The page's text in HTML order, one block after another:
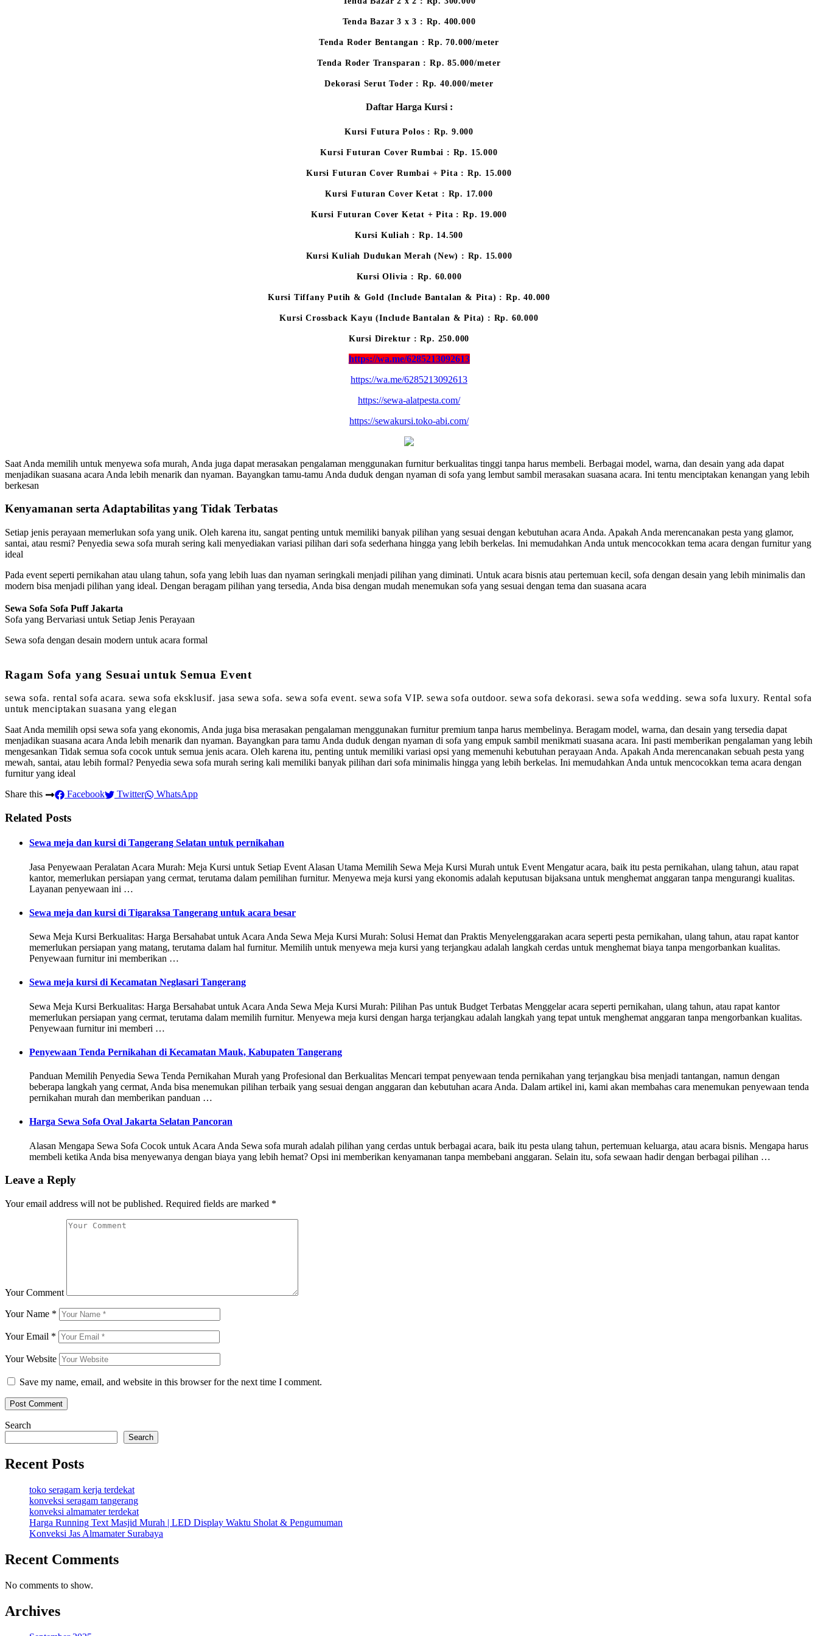
Tenda Bazar 3 x 3 : Rp. 400.000
Tenda Roder Bentangan : Rp. 70.000/meter
Tenda Roder Transparan : Rp. 85.000/meter
Dekorasi Serut Toder : Rp. 40.000/meter
Daftar Harga Kursi :
Kursi Futura Polos : Rp. 9.000
Kursi Futuran Cover Rumbai : Rp. 15.000
Kursi Futuran Cover Rumbai + Pita : Rp. 15.000
Kursi Futuran Cover Ketat : Rp. 17.000
Kursi Futuran Cover Ketat + Pita : Rp. 19.000
Kursi Kuliah : Rp. 14.500
Kursi Kuliah Dudukan Merah (New) : Rp. 15.000
Kursi Olivia : Rp. 60.000
Kursi Tiffany Putih & Gold (Include Bantalan & Pita) : Rp. 40.000
Kursi Crossback Kayu (Include Bantalan & Pita) : Rp. 60.000
Kursi Direktur : Rp. 250.000
https://wa.me/6285213092613
https://wa.me/6285213092613
https://sewa-alatpesta.com/
https://sewakursi.toko-abi.com/
Saat Anda memilih untuk menyewa sofa murah, Anda juga dapat merasakan pengalaman menggunakan furnitur berkualitas tinggi tanpa harus membeli. Berbagai model, warna, dan desain yang ada dapat
menjadikan suasana acara Anda lebih menarik dan nyaman. Bayangkan tamu-tamu Anda duduk dengan nyaman di sofa yang lembut sambil merasakan suasana acara. Ini tentu menciptakan kenangan yang lebih
berkesan
Kenyamanan serta Adaptabilitas yang Tidak Terbatas
Setiap jenis perayaan memerlukan sofa yang unik. Oleh karena itu, sangat penting untuk memiliki banyak pilihan yang sesuai dengan kebutuhan acara Anda. Apakah Anda merencanakan pesta yang glamor,
santai, atau resmi? Penyedia sewa sofa murah sering kali menyediakan variasi pilihan dari sofa sederhana hingga yang lebih berkelas. Ini memudahkan Anda untuk mencocokkan tema acara dengan furnitur yang
ideal
Pada event seperti pernikahan atau ulang tahun, sofa yang lebih luas dan nyaman seringkali menjadi pilihan yang diminati. Untuk acara bisnis atau pertemuan kecil, sofa dengan desain yang lebih minimalis dan
modern bisa menjadi pilihan yang ideal. Dengan beragam pilihan yang tersedia, Anda bisa dengan mudah menemukan sofa yang sesuai dengan tema dan suasana acara
Sewa Sofa Sofa Puff Jakarta
Sofa yang Bervariasi untuk Setiap Jenis Perayaan
Sewa sofa dengan desain modern untuk acara formal
Ragam Sofa yang Sesuai untuk Semua Event
sewa sofa. rental sofa acara. sewa sofa eksklusif. jasa sewa sofa. sewa sofa event. sewa sofa VIP. sewa sofa outdoor. sewa sofa dekorasi. sewa sofa wedding. sewa sofa luxury. Rental sofa
untuk menciptakan suasana yang elegan
Saat Anda memilih opsi sewa sofa yang ekonomis, Anda juga bisa merasakan pengalaman menggunakan furnitur premium tanpa harus membelinya. Beragam model, warna, dan desain yang tersedia dapat
menjadikan suasana acara Anda lebih menarik dan nyaman. Bayangkan para tamu Anda duduk dengan nyaman di sofa yang empuk sambil menikmati suasana acara. Ini pasti memberikan pengalaman yang lebih
mengesankan Tidak semua sofa cocok untuk semua jenis acara. Oleh karena itu, penting untuk memiliki variasi opsi yang memenuhi kebutuhan perayaan Anda. Apakah Anda merencanakan sebuah pesta yang
mewah, santai, atau lebih formal? Penyedia sewa sofa murah sering kali memiliki banyak pilihan dari sofa minimalis hingga yang lebih berkelas. Ini memudahkan Anda untuk mencocokkan tema acara dengan
furnitur yang ideal
Share this
Facebook Twitter WhatsApp
Related Posts
Sewa meja dan kursi di Tangerang Selatan untuk pernikahan
Jasa Penyewaan Peralatan Acara Murah: Meja Kursi untuk Setiap Event Alasan Utama Memilih Sewa Meja Kursi Murah untuk Event Mengatur acara, baik itu pesta pernikahan, ulang tahun, atau rapat
kantor, memerlukan persiapan yang cermat, terutama dalam pemilihan furnitur. Menyewa meja kursi yang ekonomis adalah keputusan bijaksana untuk menghemat anggaran tanpa mengurangi kualitas.
Layanan penyewaan ini …
Sewa meja dan kursi di Tigaraksa Tangerang untuk acara besar
Sewa Meja Kursi Berkualitas: Harga Bersahabat untuk Acara Anda Sewa Meja Kursi Murah: Solusi Hemat dan Praktis Menyelenggarakan acara seperti pesta pernikahan, ulang tahun, atau rapat kantor
memerlukan persiapan yang matang, terutama dalam hal furnitur. Memilih untuk menyewa meja kursi yang terjangkau adalah langkah cerdas untuk menghemat biaya tanpa mengorbankan kualitas.
Penyewaan furnitur ini memberikan …
Sewa meja kursi di Kecamatan Neglasari Tangerang
Sewa Meja Kursi Berkualitas: Harga Bersahabat untuk Acara Anda Sewa Meja Kursi Murah: Pilihan Pas untuk Budget Terbatas Menggelar acara seperti pernikahan, ulang tahun, atau rapat kantor
memerlukan persiapan yang cermat, terutama dalam memilih furnitur. Menyewa meja kursi dengan harga terjangkau adalah langkah yang tepat untuk menghemat anggaran tanpa mengorbankan kualitas.
Penyewaan furnitur ini memberi …
Penyewaan Tenda Pernikahan di Kecamatan Mauk, Kabupaten Tangerang
Panduan Memilih Penyedia Sewa Tenda Pernikahan Murah yang Profesional dan Berkualitas Mencari tempat penyewaan tenda pernikahan yang terjangkau bisa menjadi tantangan, namun dengan
beberapa langkah yang cermat, Anda bisa menemukan pilihan terbaik yang sesuai dengan anggaran dan kebutuhan acara Anda. Dalam artikel ini, kami akan membahas cara menemukan penyewaan tenda
pernikahan murah dan memberikan panduan …
Harga Sewa Sofa Oval Jakarta Selatan Pancoran
Alasan Mengapa Sewa Sofa Cocok untuk Acara Anda Sewa sofa murah adalah pilihan yang cerdas untuk berbagai acara, baik itu pesta ulang tahun, pertemuan keluarga, atau acara bisnis. Mengapa harus
membeli ketika Anda bisa menyewanya dengan biaya yang lebih hemat? Opsi ini memberikan kenyamanan tanpa membebani anggaran. Selain itu, sofa sewaan hadir dengan berbagai pilihan …
Leave a Reply
Your email address will not be published. Required fields are marked *
Your Comment
Your Name *
Your Email *
Your Website
Save my name, email, and website in this browser for the next time I comment.
Search
Search
Recent Posts
toko seragam kerja terdekat
konveksi seragam tangerang
konveksi almamater terdekat
Harga Running Text Masjid Murah | LED Display Waktu Sholat & Pengumuman
Konveksi Jas Almamater Surabaya
Recent Comments
No comments to show.
Archives